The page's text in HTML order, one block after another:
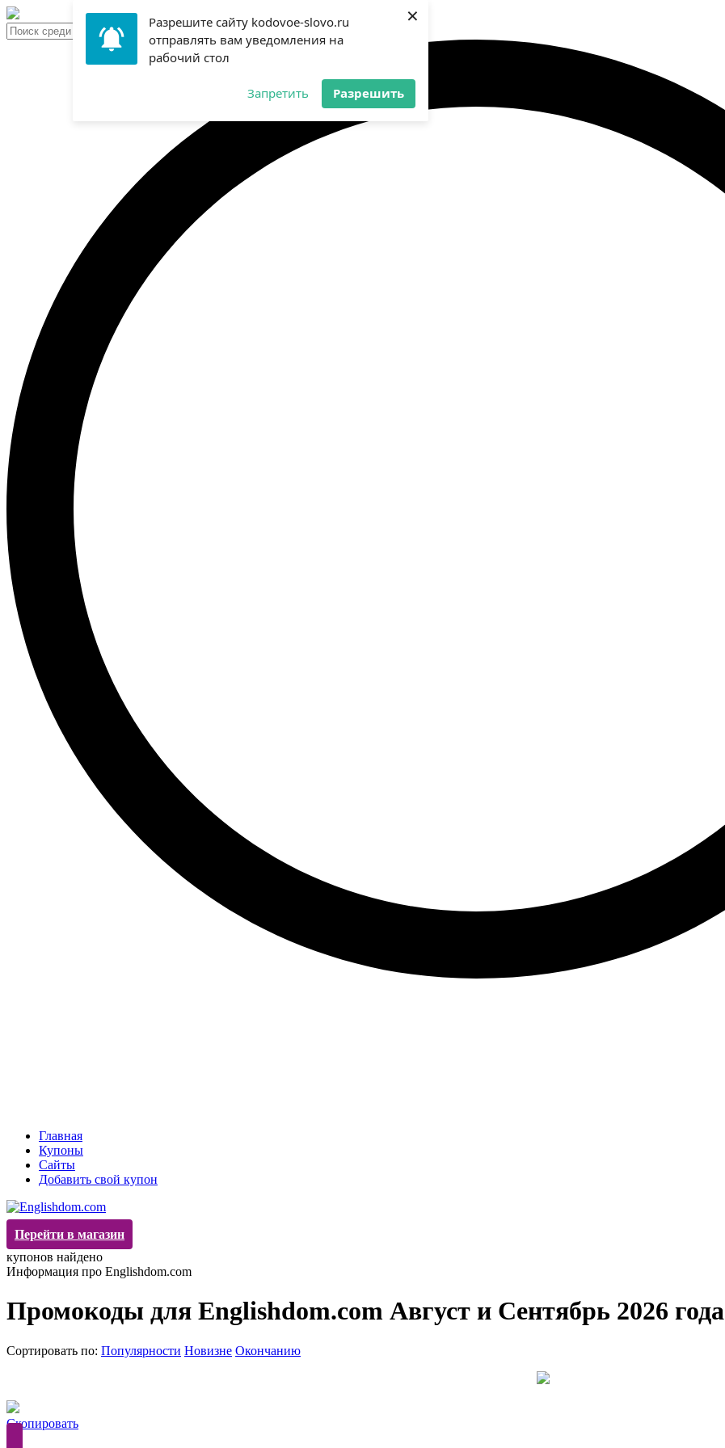
Разрешите сайту kodovoe-slovo.ru
отправлять вам уведомления на
рабочий стол
Запретить Разрешить
×
Главная
Купоны
Сайты
Добавить свой купон
Перейти в магазин
купонов найдено
Информация про Englishdom.com
Промокоды для Englishdom.com Август и Сентябрь 2026 года
Сортировать по: Популярности Новизне Окончанию
Скопировать